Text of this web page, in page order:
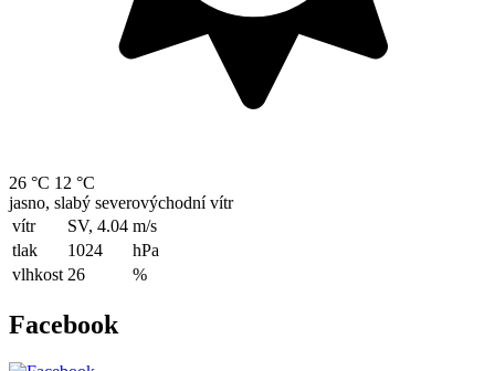
26 °C 12 °C
jasno, slabý severovýchodní vítr
vítr
SV, 4.04 m/s
tlak
1024
hPa
vlhkost 26 %
Facebook